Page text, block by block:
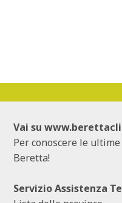
Vai su
Per conoscere le
Beretta!
Servizio Assistenza